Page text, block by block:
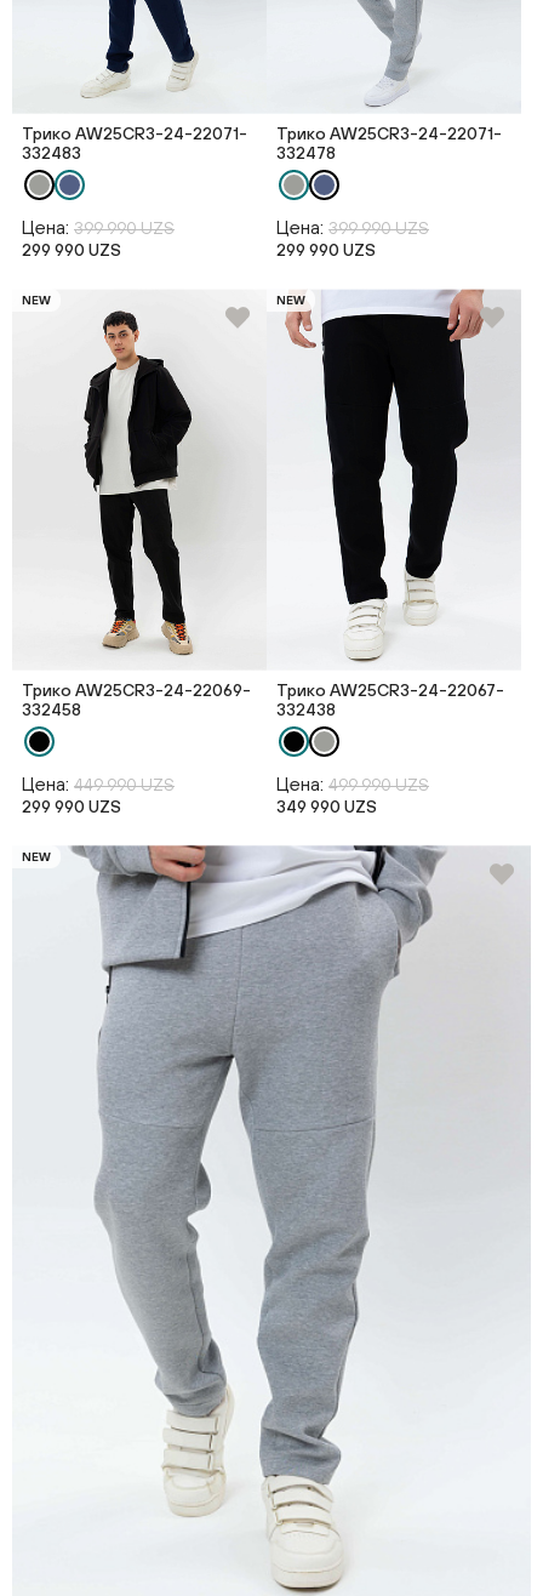
Трико AW25CR3-24-22071-
332483
Цена: 399 990 UZS
299 990 UZS
Трико AW25CR3-24-22071-
332478
Цена: 399 990 UZS
299 990 UZS
NEW
Трико AW25CR3-24-22069-
332458
Цена: 449 990 UZS
299 990 UZS
NEW
Трико AW25CR3-24-22067-
332438
Цена: 499 990 UZS
349 990 UZS
NEW